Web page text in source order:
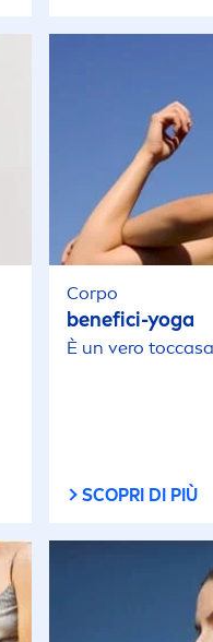
Corpo
benefici-yoga
È un vero
SCOPRI DI PIÙ